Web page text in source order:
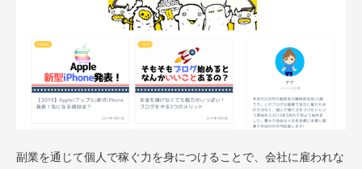
副業を通じて個人で稼ぐ力を身につけることで、会社に雇われな